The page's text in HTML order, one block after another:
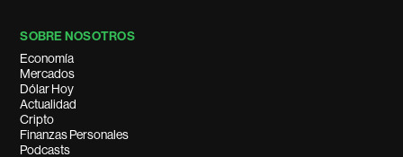
SOBRE NOSOTROS
Economía
Mercados
Dólar Hoy
Actualidad
Cripto
Finanzas Personales
Podcasts